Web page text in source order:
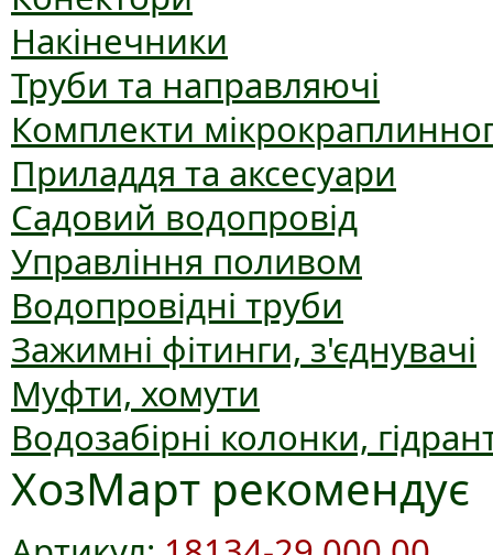
Накінечники
Труби та направляючі
Комплекти
Приладдя та аксесуари
Садовий водопровід
Управління поливом
Водопровідні труби
Зажимні фітинги, з'єднувачі
Муфти, хомути
Водозабірні колонки,
ХозМарт рекомендує